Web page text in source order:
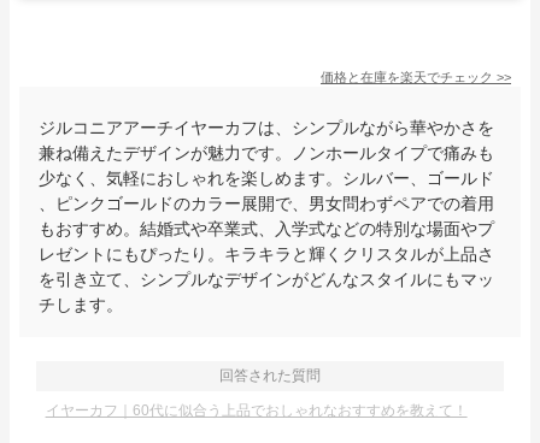
価格と在庫を楽天でチェック >>
ジルコニアアーチイヤーカフは、シンプルながら華やかさを
兼ね備えたデザインが魅力です。ノンホールタイプで痛みも
少なく、気軽におしゃれを楽しめます。シルバー、ゴールド
、ピンクゴールドのカラー展開で、男女問わずペアでの着用
もおすすめ。結婚式や卒業式、入学式などの特別な場面やプ
レゼントにもぴったり。キラキラと輝くクリスタルが上品さ
を引き立て、シンプルなデザインがどんなスタイルにもマッ
チします。
回答された質問
イヤーカフ｜60代に似合う上品でおしゃれなおすすめを教えて！